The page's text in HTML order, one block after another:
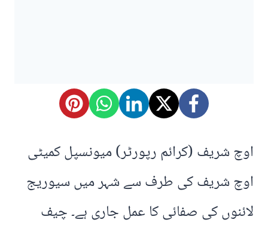
اوچ شریف (کرائم رپورٹر) میونسپل کمیٹی
اوچ شریف کی طرف سے شہر میں سیوریج
لائنوں کی صفائی کا عمل جاری ہے۔ چیف